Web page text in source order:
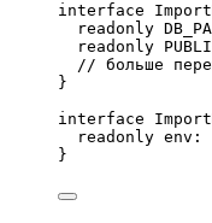
interface
readonly
readonly
// больше
}
interface
readonly env :
}